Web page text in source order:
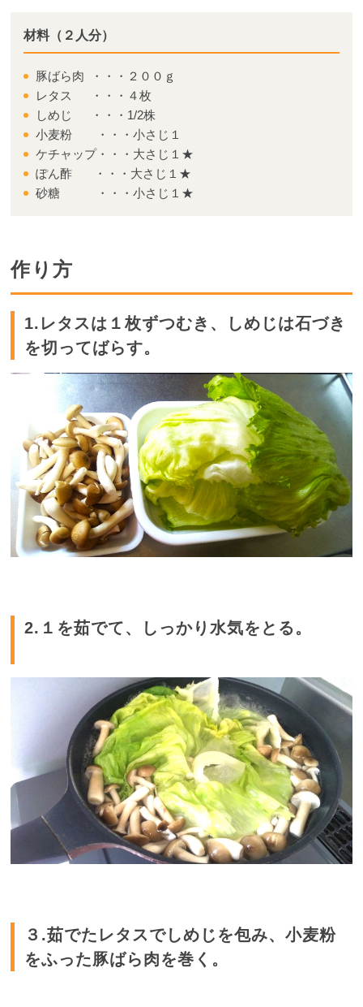
材料（２人分）
豚ばら肉 ・・・２００ｇ
レタス ・・・４枚
しめじ ・・・1/2株
小麦粉 ・・・小さじ１
ケチャップ・・・大さじ１★
ぽん酢 ・・・大さじ１★
砂糖 ・・・小さじ１★
作り方
1.レタスは１枚ずつむき、しめじは石づき
を切ってばらす。
2.１を茹でて、しっかり水気をとる。
３.茹でたレタスでしめじを包み、小麦粉
をふった豚ばら肉を巻く。